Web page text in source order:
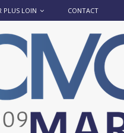
PLUS LOIN CONTACT